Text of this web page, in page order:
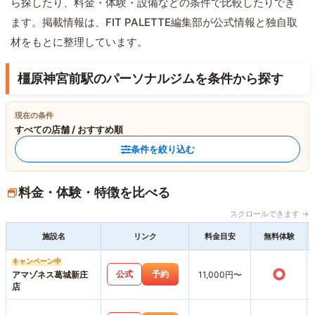
ら探したり、料金・体験・設備などの条件で比較したりでき
ます。掲載情報は、FIT PALETTE編集部が公式情報と独自取
材をもとに整理しています。
橿原神宮前駅のパーソナルジムを条件から探す
現在の条件
すべての店舗 / おすすめ順
条件を絞り込む
料金・体験・特徴を比べる
スクロールできます →
施設名 リンク 料金目安 無料体験
キャンペーン中
アマゾネス葛城新庄
店
公式 予約 11,000円〜 ○